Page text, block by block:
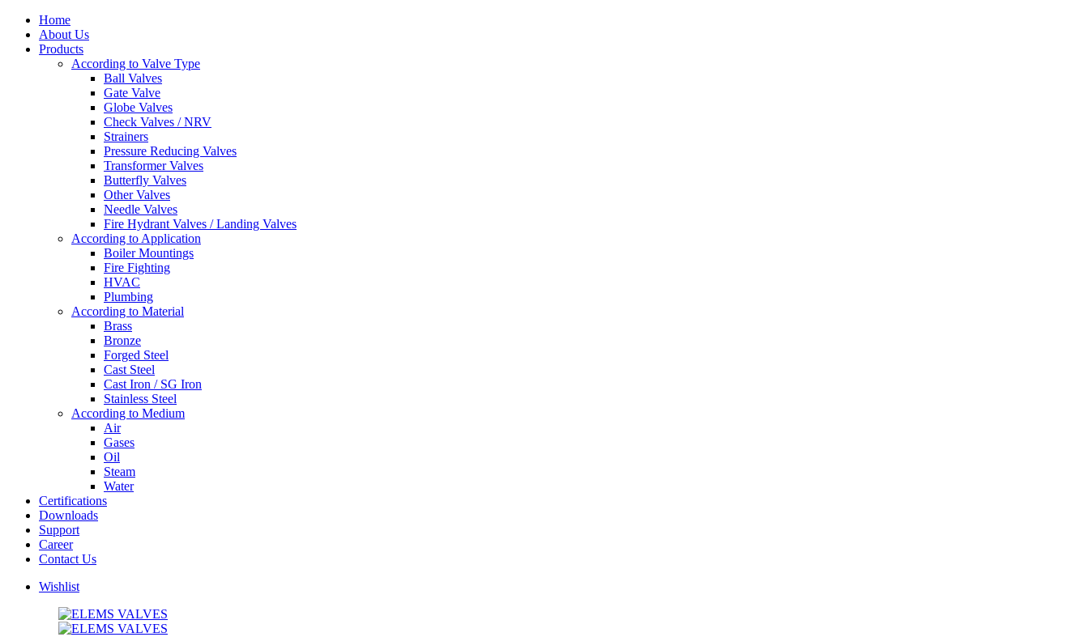
Home
About Us
Products
According to Valve Type
Ball Valves
Gate Valve
Globe Valves
Check Valves / NRV
Strainers
Pressure Reducing Valves
Transformer Valves
Butterfly Valves
Other Valves
Needle Valves
Fire Hydrant Valves / Landing Valves
According to Application
Boiler Mountings
Fire Fighting
HVAC
Plumbing
According to Material
Brass
Bronze
Forged Steel
Cast Steel
Cast Iron / SG Iron
Stainless Steel
According to Medium
Air
Gases
Oil
Steam
Water
Certifications
Downloads
Support
Career
Contact Us
Wishlist